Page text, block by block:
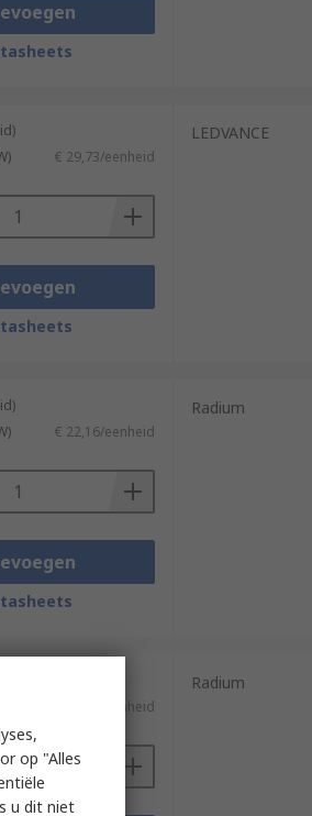
€ 29,73/eenheid
LEDVANCE
€ 22,16/eenheid
Radium
€ 30,60/eenheid
Radium
op "Alles
u dit niet